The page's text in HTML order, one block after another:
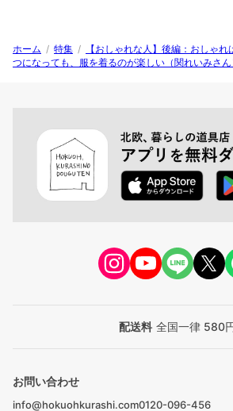
ホーム / 特集 /
【おしゃれな人】後編：おしゃ
つになっても、服を着るのが楽しい（関れいみさん
配送料 全国一律 580
お問い合わせ
info@hokuohkurashi.com0120-096-456